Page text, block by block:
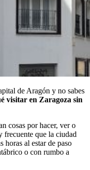
de Aragón y no sabes
visitar en Zaragoza sin
cosas por hacer, ver o
frecuente que la ciudad
horas al estar de paso
o con rumbo a